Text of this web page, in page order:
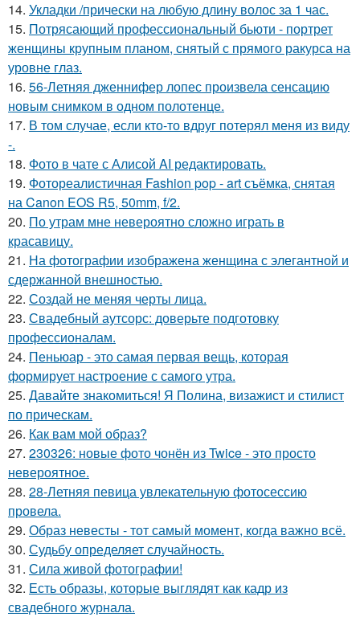
14. Укладки /прически на любую длину волос за 1 час.
15. Потрясающий профессиональный бьюти - портрет
женщины крупным планом, снятый с прямого ракурса на
уровне глаз.
16. 56-Летняя дженнифер лопес произвела сенсацию
новым снимком в одном полотенце.
17. В том случае, если кто-то вдруг потерял меня из виду
-.
18. Фото в чате с Алисой AI редактировать.
19. Фотореалистичная Fashion pop - art съёмка, снятая
на Canon EOS R5, 50mm, f/2.
20. По утрам мне невероятно сложно играть в
красавицу.
21. На фотографии изображена женщина с элегантной и
сдержанной внешностью.
22. Создай не меняя черты лица.
23. Свадебный аутсорс: доверьте подготовку
профессионалам.
24. Пеньюар - это самая первая вещь, которая
формирует настроение с самого утра.
25. Давайте знакомиться! Я Полина, визажист и стилист
по прическам.
26. Как вам мой образ?
27. 230326: новые фото чонён из Twice - это просто
невероятное.
28. 28-Летняя певица увлекательную фотосессию
провела.
29. Образ невесты - тот самый момент, когда важно всё.
30. Судьбу определяет случайность.
31. Сила живой фотографии!
32. Есть образы, которые выглядят как кадр из
свадебного журнала.